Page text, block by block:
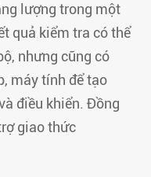
lượng trong một
quả kiểm tra có thể
nhưng cũng có
máy tính để tạo
điều khiển. Đồng
giao thức